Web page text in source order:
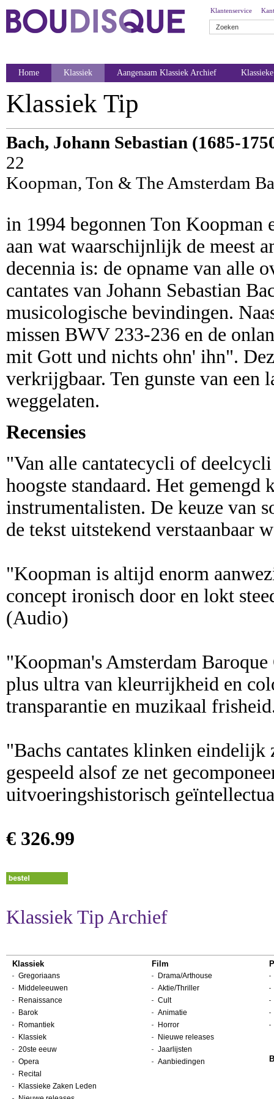
Klantenservice
Home Klassiek Aangenaam Klassiek Archief
Klassiek Tip
Bach, Johann Sebastian (1685-
22
Koopman, Ton & The Amsterdam
in 1994 begonnen Ton Koopman
aan wat waarschijnlijk de meest
decennia is: de opname van alle
cantates van Johann Sebastian
musicologische bevindingen.
missen BWV 233-236 en de
mit Gott und nichts ohn' ihn".
verkrijgbaar. Ten gunste van een
weggelaten.
Recensies
"Van alle cantatecycli of
hoogste standaard. Het
instrumentalisten. De keuze van
de tekst uitstekend verstaanbaar
"Koopman is altijd enorm
concept ironisch door en lokt
(Audio)
"Koopman's Amsterdam
plus ultra van kleurrijkheid en
transparantie en muzikaal
"Bachs cantates klinken eindelijk
gespeeld alsof ze net
uitvoeringshistorisch
€ 326.99
Klassiek Tip Archief
Klassiek
Gregoriaans
Middeleeuwen
Renaissance
Barok
Romantiek
Klassiek
20ste eeuw
Opera
Recital
Klassieke Zaken Leden
Film
Drama/Arthouse
Aktie/Thriller
Cult
Animatie
Horror
Nieuwe releases
Jaarlijsten
Aanbiedingen